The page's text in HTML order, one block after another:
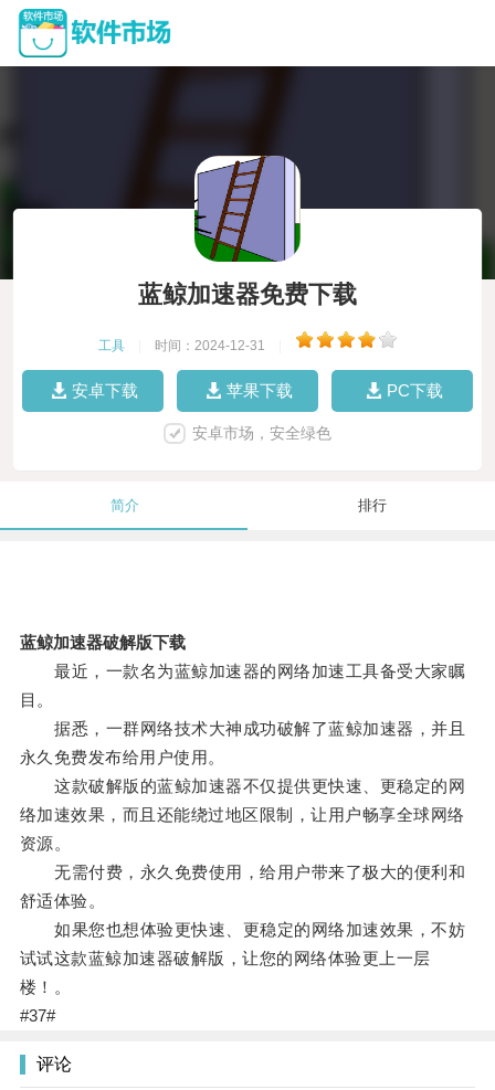
蓝鲸加速器免费下载
工具 时间：2024-12-31
安卓下载 苹果下载 PC下载
安卓市场，安全绿色
简介 排行
蓝鲸加速器破解版下载
最近，一款名为蓝鲸加速器的网络加速工具备受大家瞩
目。
据悉，一群网络技术大神成功破解了蓝鲸加速器，并且
永久免费发布给用户使用。
这款破解版的蓝鲸加速器不仅提供更快速、更稳定的网
络加速效果，而且还能绕过地区限制，让用户畅享全球网络
资源。
无需付费，永久免费使用，给用户带来了极大的便利和
舒适体验。
如果您也想体验更快速、更稳定的网络加速效果，不妨
试试这款蓝鲸加速器破解版，让您的网络体验更上一层
楼！。
#37#
评论